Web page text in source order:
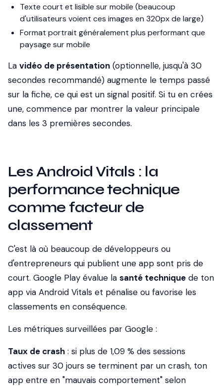
Texte court et lisible sur mobile (beaucoup
d'utilisateurs voient ces images en 320px de large)
Format portrait généralement plus performant que
paysage sur mobile
La vidéo de présentation (optionnelle, jusqu'à 30
secondes recommandé) augmente le temps passé
sur la fiche, ce qui est un signal positif. Si tu en crées
une, commence par montrer la valeur principale
dans les 3 premières secondes.
Les Android Vitals : la
performance technique
comme facteur de
classement
C'est là où beaucoup de développeurs ou
d'entrepreneurs qui publient une app sont pris de
court. Google Play évalue la santé technique de ton
app via Android Vitals et pénalise ou favorise les
classements en conséquence.
Les métriques surveillées par Google :
Taux de crash : si plus de 1,09 % des sessions
actives sur 30 jours se terminent par un crash, ton
app entre en "mauvais comportement" selon